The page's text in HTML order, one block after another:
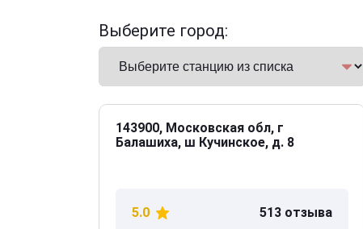
Выберите город:
143900, Московская обл, г
Балашиха, ш Кучинское, д. 8
5.0 513 отзыва